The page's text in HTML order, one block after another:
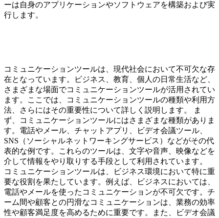
ーは自身のアプリケーションやソフトウェアを構築および実
行します。
コミュニケーションツールは、現代社会において不可欠な存
在となっています。ビジネス、教育、個人の日常生活など、
さまざまな場面でコミュニケーションツールが活用されてい
ます。ここでは、コミュニケーションツールの種類や利用方
法、さらにはその重要性について詳しく説明します。 ま
ず、コミュニケーションツールにはさまざまな種類がありま
す。電話やメール、チャットアプリ、ビデオ会議ツール、
SNS（ソーシャルネットワーキングサービス）などがその代
表的な例です。これらのツールは、文字や音声、映像などを
介して情報をやり取りする手段として利用されています。
コミュニケーションツールは、ビジネス環境において特に重
要な役割を果たしています。例えば、ビジネスにおいては、
電話やメールを使ったコミュニケーションが不可欠です。チ
ーム間や顧客との円滑なコミュニケーションは、業務の効率
性や顧客満足度を高めるために重要です。また、ビデオ会議